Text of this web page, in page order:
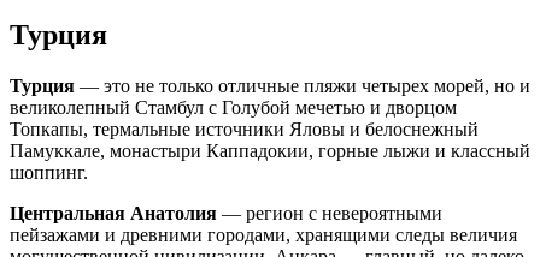
Турция
Турция — это не только отличные пляжи четырех морей, но и
великолепный Стамбул с Голубой мечетью и дворцом
Топкапы, термальные источники Яловы и белоснежный
Памуккале, монастыри Каппадокии, горные лыжи и классный
шоппинг.
Центральная Анатолия — регион с невероятными
пейзажами и древними городами, хранящими следы величия